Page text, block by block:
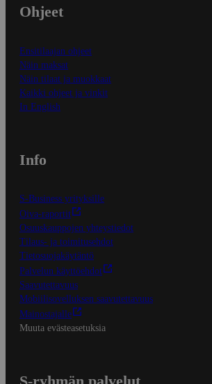
Ohjeet
Ensitilaajan ohjeet
Näin maksat
Näin tilaat ja muokkaat
Kaikki ohjeet ja vinkit
In English
Info
S-Business yrityksille
Oiva-raportit
Osuuskauppojen yhteystiedot
Tilaus- ja toimitusehdot
Tietosuojakäytäntö
Palvelun käyttöehdot
Saavutettavuus
Mobiilisovelluksen saavutettavuus
Mainostajalle
Muuta evästeasetuksia